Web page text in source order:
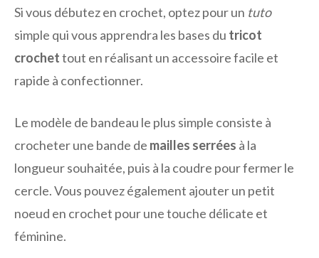
Si vous débutez en crochet, optez pour un tuto
simple qui vous apprendra les bases du tricot
crochettout en réalisant un accessoire facile et
rapide à confectionner.
Le modèle de bandeau le plus simple consiste à
crocheter une bande de mailles serrées à la
longueur souhaitée, puis à la coudre pour fermer le
cercle. Vous pouvez également ajouter un petit
noeud en crochet pour une touche délicate et
féminine.